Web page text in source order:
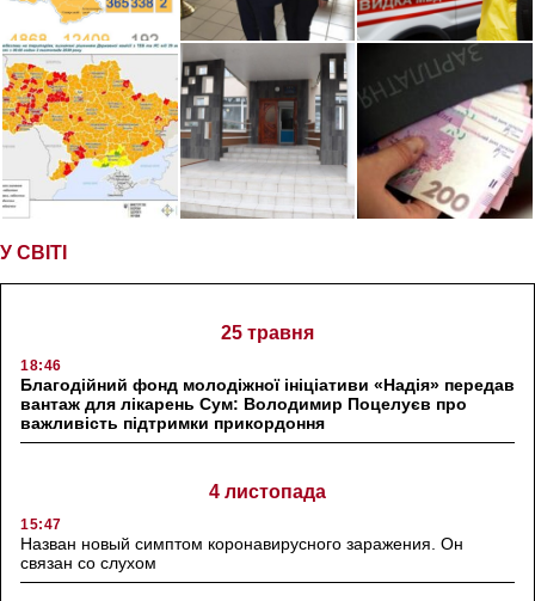
У СВІТІ
25 травня
18:46
Благодійний фонд молодіжної ініціативи «Надія» передав
вантаж для лікарень Сум: Володимир Поцелуєв про
важливість підтримки прикордоння
4 листопада
15:47
Назван новый симптом коронавирусного заражения. Он
связан со слухом